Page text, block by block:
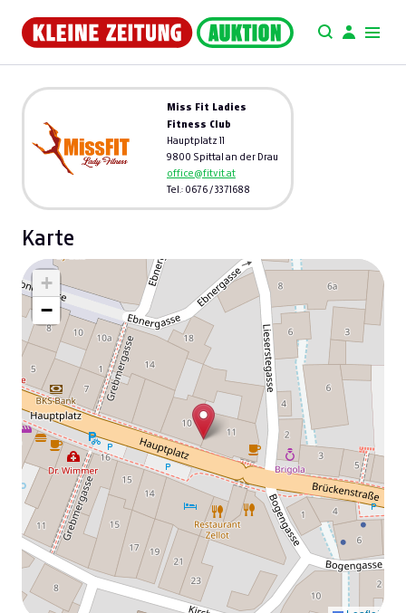
Miss Fit Ladies
Fitness Club
Hauptplatz 11
9800 Spittal an der Drau
office@fitvit.at
Tel.: 0676 / 3371688
Karte
+
−